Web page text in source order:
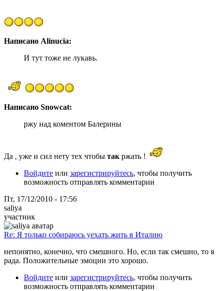
Написано Alinucia:
И тут тоже не лукавь.
Написано Snowcat:
ржу над коментом Балерины
Да , уже и сил нету тех чтобы так ржать !
Войдите или зарегистрируйтесь, чтобы получить
возможность отправлять комментарии
Пт, 17/12/2010 - 17:56
saliya
участник
Re: Я только собираюсь уехать жить в Италию
непонятно, конечно, что смешного. Но, если так смешно, то я
рада. Положительные эмоции это хорошо.
Войдите или зарегистрируйтесь, чтобы получить
возможность отправлять комментарии